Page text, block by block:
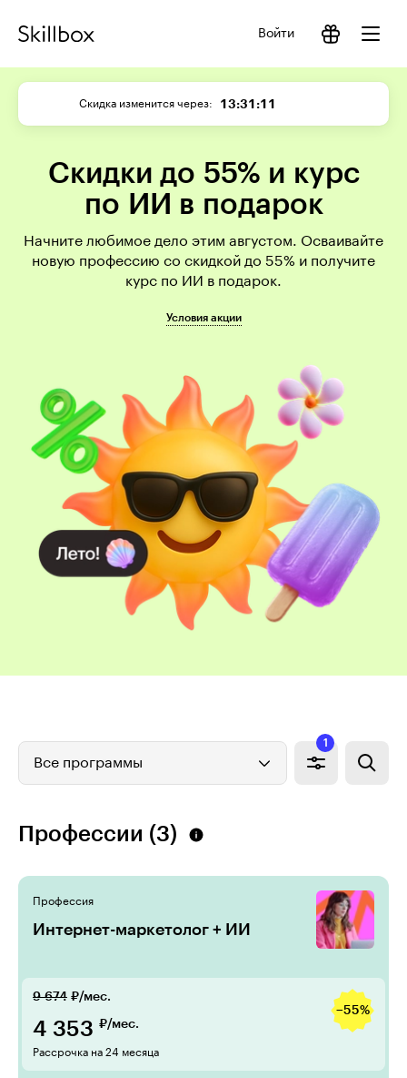
Войти
Скидка изменится через 13:31:11
Скидки до 55% и курс
по ИИ в подарок
Начните любимое дело этим августом. Осваивайте
новую профессию со скидкой до 55% и получите
курс по ИИ в подарок.
Условия акции
Все программы
1
Профессии (3)
Профессия
Интернет-маркетолог + ИИ
9 674 ₽/мес.
−55%
4 353 ₽/мес.
Рассрочка на 24 месяца